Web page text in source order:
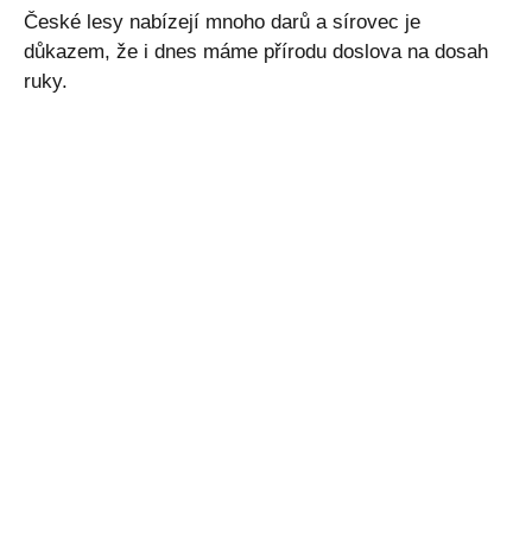
České lesy nabízejí mnoho darů a sírovec je
důkazem, že i dnes máme přírodu doslova na dosah
ruky.